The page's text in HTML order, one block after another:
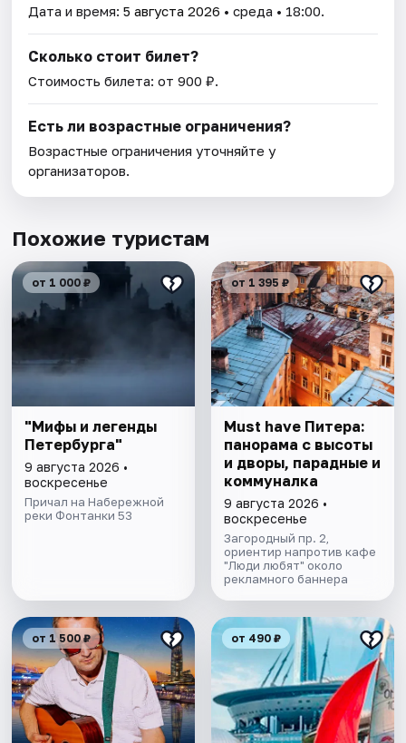
Дата и время:5 августа 2026 • среда • 18:00.
Сколько стоит билет?
Стоимость билета: от 900 ₽.
Есть ли возрастные ограничения?
Возрастные ограничения уточняйте у
организаторов.
Похожие туристам
от 1 000 ₽
"Мифы и легенды
Петербурга"
9 августа 2026 •
воскресенье
Причал на Набережной
реки Фонтанки 53
от 1 395 ₽
Must have Питера:
панорама с высоты
и дворы, парадные и
коммуналка
9 августа 2026 •
воскресенье
Загородный пр. 2,
ориентир напротив кафе
"Люди любят" около
рекламного баннера
от 1 500 ₽ от 490 ₽